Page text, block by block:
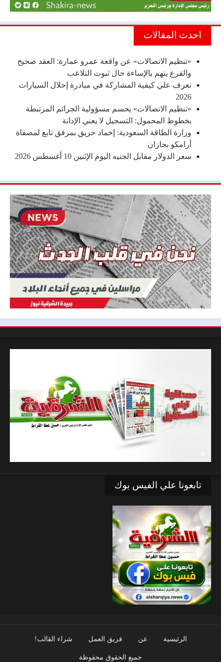
احدث المقالات
«تنظيم الاتصالات» عن واقعة عمرو عمارة: العقد صحيح
والفرع يتهم بالإساءة حال ثبوت التلاعب
تعرف علي كيفية المشاركة في مبادرة إحلال السيارات
2026
«تنظيم الاتصالات» يحسم مسؤولية الجرائم المرتبطة
بخطوط المحمول: التسجيل لا يعني الإدانة
وزارة الطاقة السعودية: إخماد حريق بمرفق تابع لمصفاة
أرامكو بجازان
سعر الدولار مقابل الجنيه اليوم الإثنين 10 أغسطس 2026
تابعونا علي الفيس بوك
الرئيسية عن فريق العمل شراء القالب!
جميع الحقوق محفوظة